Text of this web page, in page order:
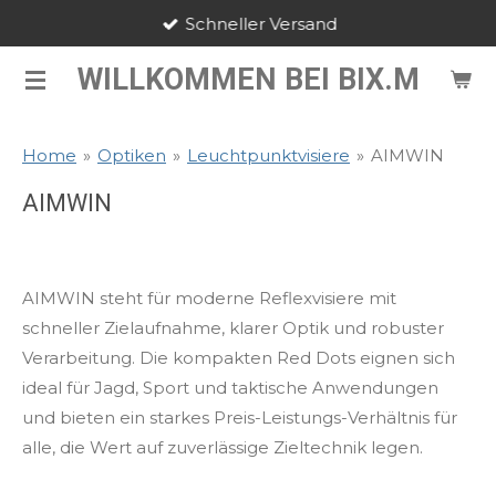
springen WILLKOMMEN BEI BIX.M
Schneller Versand
Home » Optiken » Leuchtpunktvisiere » AIMWIN
AIMWIN
AIMWIN steht für moderne Reflexvisiere mit
schneller Zielaufnahme, klarer Optik und robuster
Verarbeitung. Die kompakten Red Dots eignen sich
ideal für Jagd, Sport und taktische Anwendungen
und bieten ein starkes Preis-Leistungs-Verhältnis für
alle, die Wert auf zuverlässige Zieltechnik legen.